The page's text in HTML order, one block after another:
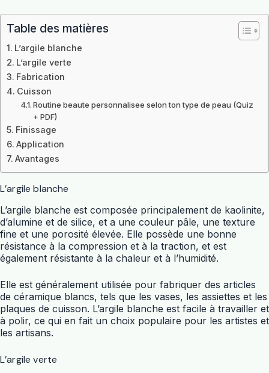
Table des matières
L’argile blanche
L’argile verte
Fabrication
Cuisson
Routine beaute personnalisee selon ton type de peau (Quiz
+ PDF)
Finissage
Application
Avantages
L’argile blanche
L’argile blanche est composée principalement de kaolinite,
d’alumine et de silice, et a une couleur pâle, une texture
fine et une porosité élevée. Elle possède une bonne
résistance à la compression et à la traction, et est
également résistante à la chaleur et à l’humidité.
Elle est généralement utilisée pour fabriquer des articles
de céramique blancs, tels que les vases, les assiettes et les
plaques de cuisson. L’argile blanche est facile à travailler et
à polir, ce qui en fait un choix populaire pour les artistes et
les artisans.
L’argile verte